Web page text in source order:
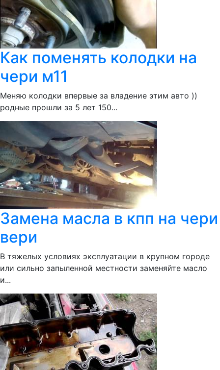
Как поменять колодки на
чери м11
Меняю колодки впервые за владение этим авто ))
родные прошли за 5 лет 150...
Замена масла в кпп на чери
вери
В тяжелых условиях эксплуатации в крупном городе
или сильно запыленной местности заменяйте масло
и...